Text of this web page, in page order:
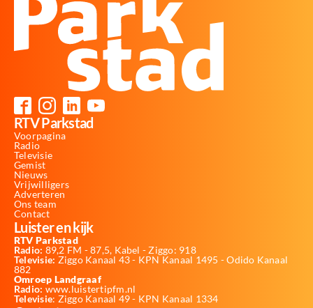
RTV Parkstad
Voorpagina
Radio
Televisie
Gemist
Nieuws
Vrijwilligers
Adverteren
Ons team
Contact
Luister en kijk
RTV Parkstad
Radio: 89,2 FM - 87,5, Kabel - Ziggo: 918
Televisie: Ziggo Kanaal 43 - KPN Kanaal 1495 - Odido Kanaal
882
Omroep Landgraaf
Radio: www.luistertipfm.nl
Televisie: Ziggo Kanaal 49 - KPN Kanaal 1334